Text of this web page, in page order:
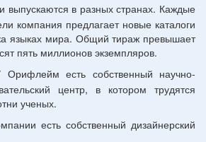
выпускаются в разных странах. Каждые
компания предлагает новые каталоги
языках мира. Общий тираж превышает
пять миллионов экземпляров.
Орифлейм есть собственный научно-
центр, в котором трудятся
ученых.
есть собственный дизайнерский